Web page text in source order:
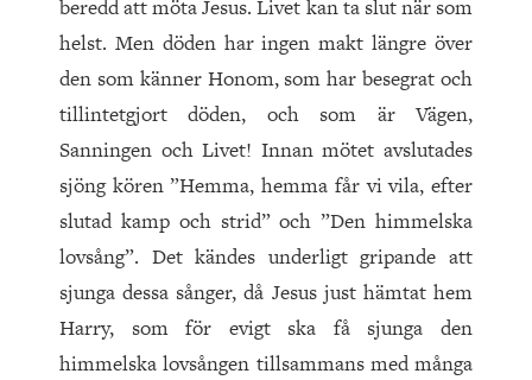
beredd att möta Jesus. Livet kan ta slut när som
helst. Men döden har ingen makt längre över
den som känner Honom, som har besegrat och
tillintetgjort döden, och som är Vägen,
Sanningen och Livet! Innan mötet avslutades
sjöng kören ”Hemma, hemma får vi vila, efter
slutad kamp och strid” och ”Den himmelska
lovsång”. Det kändes underligt gripande att
sjunga dessa sånger, då Jesus just hämtat hem
Harry, som för evigt ska få sjunga den
himmelska lovsången tillsammans med många